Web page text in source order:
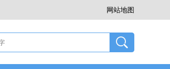
网站地图